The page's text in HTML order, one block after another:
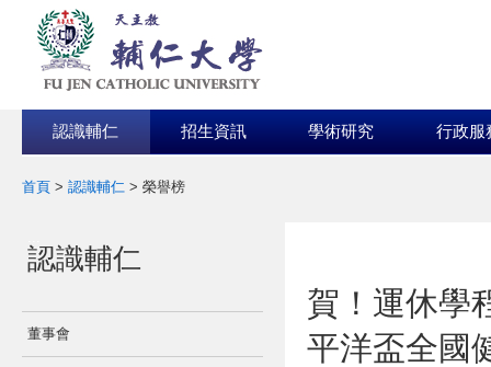
認識輔仁 招生資訊 學術研究 行政服
首頁 > 認識輔仁 > 榮譽榜
:::
認識輔仁
董事會
賀！運休學
平洋盃全國